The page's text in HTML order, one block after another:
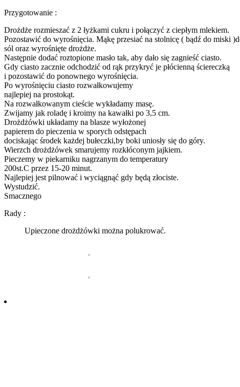
Przygotowanie :
Drożdże rozmieszać z 2 łyżkami cukru i połączyć z ciepłym mlekiem.
Pozostawić do wyrośnięcia. Mąkę przesiać na stolnicę ( bądź do miski
sól oraz wyrośnięte drożdże.
Następnie dodać roztopione masło tak, aby dało się zagnieść ciasto.
Gdy ciasto zacznie odchodzić od rąk przykryć je płócienną ściereczką
i pozostawić do ponownego wyrośnięcia.
Po wyrośnięciu ciasto rozwałkowujemy
najlepiej na prostokąt.
Na rozwałkowanym cieście wykładamy masę.
Zwijamy jak roladę i kroimy na kawałki po 3,5 cm.
Drożdżówki układamy na blasze wyłożonej
papierem do pieczenia w sporych odstępach
dociskając środek każdej bułeczki,by boki uniosły się do góry.
Wierzch drożdżówek smarujemy rozkłóconym jajkiem.
Pieczemy w piekarniku nagrzanym do temperatury
200st.C przez 15-20 minut.
Najlepiej jest pilnować i wyciągnąć gdy będą złociste.
Wystudzić.
Smacznego
Rady :
Upieczone drożdżówki można polukrować.